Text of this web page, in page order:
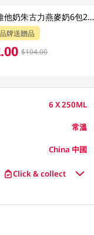
原箱維他奶朱古力燕麥奶6包24 x 250ML
牌送贈品
$104.00
6 X 250ML
常溫
China 中國
Click & collect